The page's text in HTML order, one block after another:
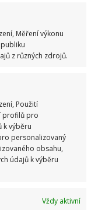
Měření výkonu
z různých zdrojů.
Použití
profilů pro
k výběru
personalizovaný
obsahu,
údajů k výběru
Vždy aktivní